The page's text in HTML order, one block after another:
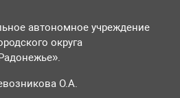
автономное учреждение
округа
О.А.